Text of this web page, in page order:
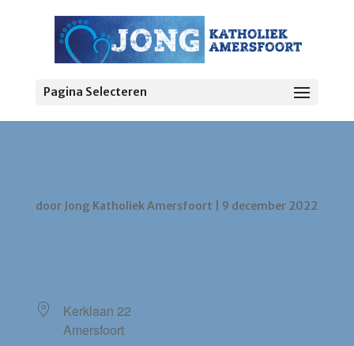
Pagina Selecteren
door Jong Katholiek Amersfoort 9 december 2022
Kerklaan 22
Amersfoort